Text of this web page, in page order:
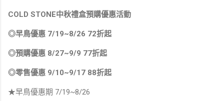
COLD STONE中秋禮盒預購優惠活動
◎早鳥優惠 7/19~8/26 72折起
◎預購優惠 8/27~9/9 77折起
◎零售優惠 9/10~9/17 88折起
★早鳥優惠期 7/19~8/26